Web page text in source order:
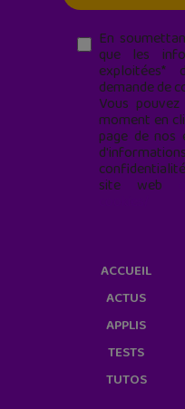
En
que les
demande de
Vous
moment en
page de nos
site web
ACCUEIL
ACTUS
APPLIS
TESTS
TUTOS